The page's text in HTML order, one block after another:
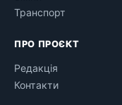
Транспорт
ПРО ПРОЄКТ
Редакція
Контакти